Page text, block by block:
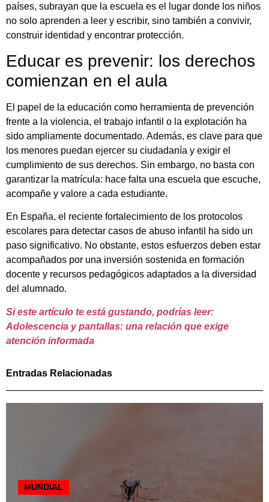
países, subrayan que la escuela es el lugar donde los niños
no solo aprenden a leer y escribir, sino también a convivir,
construir identidad y encontrar protección.
Educar es prevenir: los derechos
comienzan en el aula
El papel de la educación como herramienta de prevención
frente a la violencia, el trabajo infantil o la explotación ha
sido ampliamente documentado. Además, es clave para que
los menores puedan ejercer su ciudadanía y exigir el
cumplimiento de sus derechos. Sin embargo, no basta con
garantizar la matrícula: hace falta una escuela que escuche,
acompañe y valore a cada estudiante.
En España, el reciente fortalecimiento de los protocolos
escolares para detectar casos de abuso infantil ha sido un
paso significativo. No obstante, estos esfuerzos deben estar
acompañados por una inversión sostenida en formación
docente y recursos pedagógicos adaptados a la diversidad
del alumnado.
Si este artículo te está gustando, podrías leer:
Adolescencia y pantallas: una relación que exige
atención informada
Entradas Relacionadas
MUNDIAL